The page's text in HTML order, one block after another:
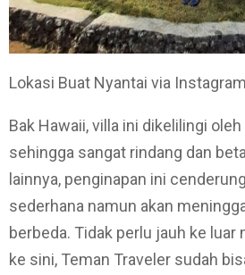
Lokasi Buat Nyantai via
Bak Hawaii, villa ini dikelilingi
sehingga sangat rindang dan
lainnya, penginapan ini
sederhana namun akan
berbeda. Tidak perlu jauh ke luar
ke sini, Teman Traveler sudah